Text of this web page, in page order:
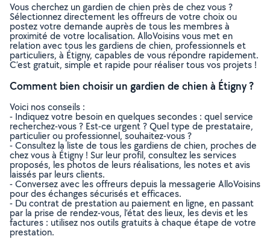
Vous cherchez un gardien de chien près de chez vous ?
Sélectionnez directement les offreurs de votre choix ou
postez votre demande auprès de tous les membres à
proximité de votre localisation. AlloVoisins vous met en
relation avec tous les gardiens de chien, professionnels et
particuliers, à Étigny, capables de vous répondre rapidement.
C’est gratuit, simple et rapide pour réaliser tous vos projets !
Comment bien choisir un gardien de chien à Étigny ?
Voici nos conseils :
- Indiquez votre besoin en quelques secondes : quel service
recherchez-vous ? Est-ce urgent ? Quel type de prestataire,
particulier ou professionnel, souhaitez-vous ?
- Consultez la liste de tous les gardiens de chien, proches de
chez vous à Étigny ! Sur leur profil, consultez les services
proposés, les photos de leurs réalisations, les notes et avis
laissés par leurs clients.
- Conversez avec les offreurs depuis la messagerie AlloVoisins
pour des échanges sécurisés et efficaces.
- Du contrat de prestation au paiement en ligne, en passant
par la prise de rendez-vous, l’état des lieux, les devis et les
factures : utilisez nos outils gratuits à chaque étape de votre
prestation.